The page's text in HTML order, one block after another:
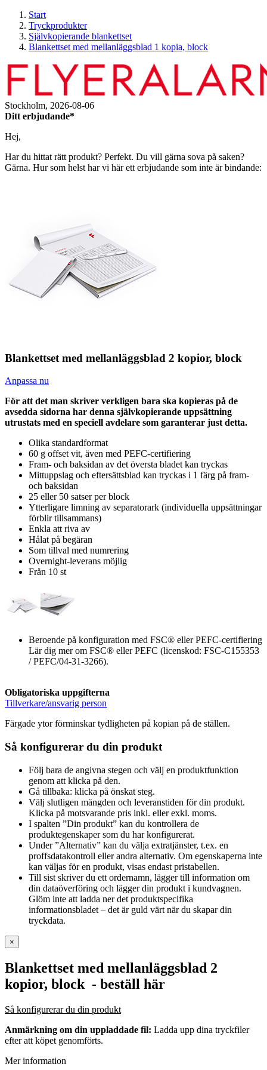
Start
Tryckprodukter
Självkopierande blankettset
Blankettset med mellanläggsblad 1 kopia, block
Stockholm, 2026-08-06
Ditt erbjudande*
Hej,
Har du hittat rätt produkt? Perfekt. Du vill gärna sova på saken?
Gärna. Hur som helst har vi här ett erbjudande som inte är bindande:
Blankettset med mellanläggsblad 2 kopior, block
Anpassa nu
För att det man skriver verkligen bara ska kopieras på de
avsedda sidorna har denna självkopierande uppsättning
utrustats med en speciell avdelare som garanterar just detta.
Olika standardformat
60 g offset vit, även med PEFC-certifiering
Fram- och baksidan av det översta bladet kan tryckas
Mittuppslag och eftersättsblad kan tryckas i 1 färg på fram-
och baksidan
25 eller 50 satser per block
Ytterligare limning av separatorark (individuella uppsättningar
förblir tillsammans)
Enkla att riva av
Hålat på begäran
Som tillval med numrering
Overnight-leverans möjlig
Från 10 st
Beroende på konfiguration med FSC® eller PEFC-certifiering
Lär dig mer om FSC® eller PEFC (licenskod: FSC-C155353
/ PEFC/04-31-3266).
Obligatoriska uppgifterna
Tillverkare/ansvarig person
Färgade ytor förminskar tydligheten på kopian på de ställen.
Så konfigurerar du din produkt
Följ bara de angivna stegen och välj en produktfunktion
genom att klicka på den.
Gå tillbaka: klicka på önskat steg.
Välj slutligen mängden och leveranstiden för din produkt.
Klicka på motsvarande pris inkl. eller exkl. moms.
I spalten ”Din produkt” kan du kontrollera de
produktegenskaper som du har konfigurerat.
Under ”Alternativ” kan du välja extratjänster, t.ex. en
proffsdatakontroll eller andra alternativ. Om egenskaperna inte
kan väljas för en produkt, visas endast pristabellen.
Till sist skriver du ett ordernamn, lägger till information om
din dataöverföring och lägger din produkt i kundvagnen.
Glöm inte att ladda ner det produktspecifika
informationsbladet – det är guld värt när du skapar din
tryckdata.
×
Blankettset med mellanläggsblad 2
kopior, block - beställ här
Så konfigurerar du din produkt
Anmärkning om din uppladdade fil: Ladda upp dina tryckfiler
efter att köpet genomförts.
Mer information